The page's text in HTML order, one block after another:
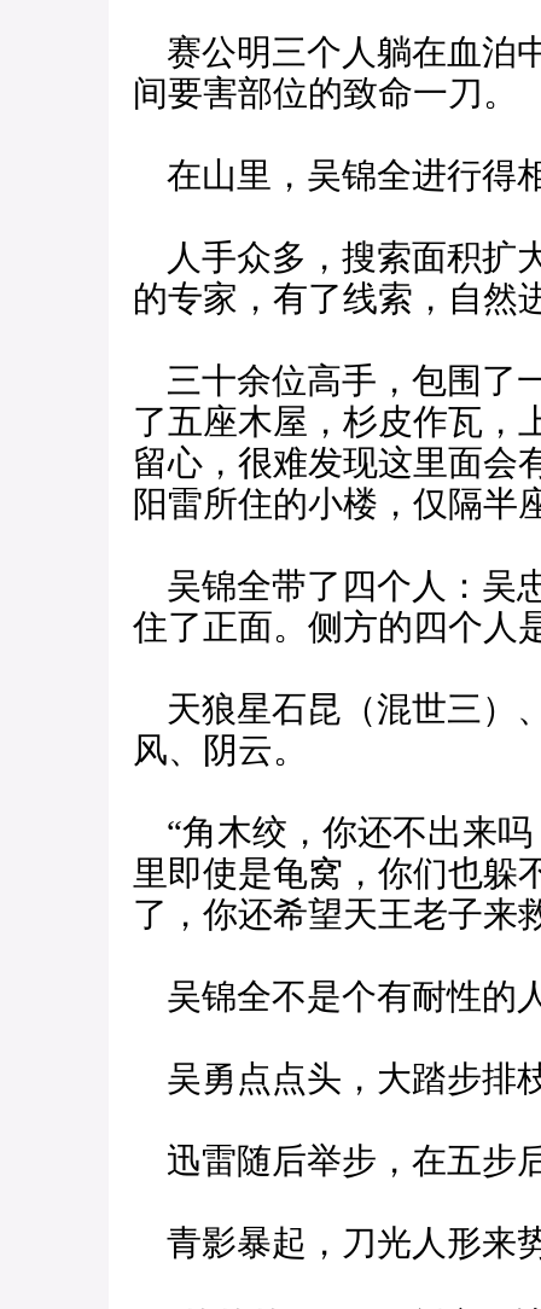
赛公明三个人躺在血泊
间要害部位的致命一刀。
在山里，吴锦全进行得
人手众多，搜索面积扩
的专家，有了线索，自然
三十余位高手，包围了
了五座木屋，杉皮作瓦，
留心，很难发现这里面会
阳雷所住的小楼，仅隔半
吴锦全带了四个人：吴
住了正面。侧方的四个人
天狼星石昆（混世三）
风、阴云。
“角木绞，你还不出来吗
里即使是龟窝，你们也躲
了，你还希望天王老子来
吴锦全不是个有耐性的
吴勇点点头，大踏步排
迅雷随后举步，在五步
青影暴起，刀光人形来